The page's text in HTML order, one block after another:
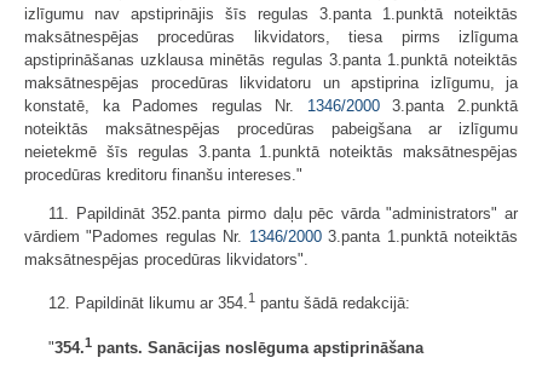
izlīgumu nav apstiprinājis šīs regulas 3.panta 1.punktā noteiktās
maksātnespējas procedūras likvidators, tiesa pirms izlīguma
apstiprināšanas uzklausa minētās regulas 3.panta 1.punktā noteiktās
maksātnespējas procedūras likvidatoru un apstiprina izlīgumu, ja
konstatē, ka Padomes regulas Nr. 1346/20003.panta 2.punktā
noteiktās maksātnespējas procedūras pabeigšana ar izlīgumu
neietekmē šīs regulas 3.panta 1.punktā noteiktās maksātnespējas
procedūras kreditoru finanšu intereses."
11. Papildināt 352.panta pirmo daļu pēc vārda "administrators" ar
vārdiem "Padomes regulas Nr. 1346/20003.panta 1.punktā noteiktās
maksātnespējas procedūras likvidators".
12. Papildināt likumu ar 354.1 pantu šādā redakcijā:
"354.1 pants. Sanācijas noslēguma apstiprināšana